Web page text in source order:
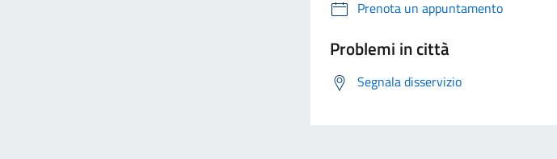
Prenota un appuntamento
Problemi in città
Segnala disservizio